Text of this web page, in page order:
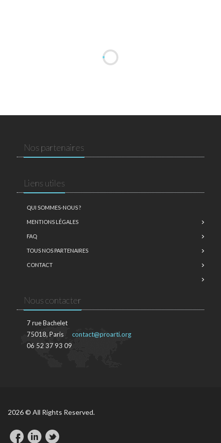
Nos partenaires
Liens utiles
QUI SOMMES-NOUS ?
MENTIONS LÉGALES
FAQ
TOUS NOS PARTENAIRES
CONTACT
Nous contacter
7 rue Bachelet
75018, Paris
06 52 37 93 09
contact@proarti.org
2026 © All Rights Reserved.